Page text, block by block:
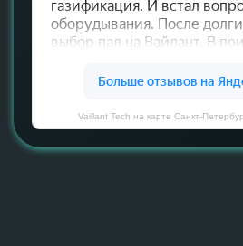
Vaillant Tech на карте